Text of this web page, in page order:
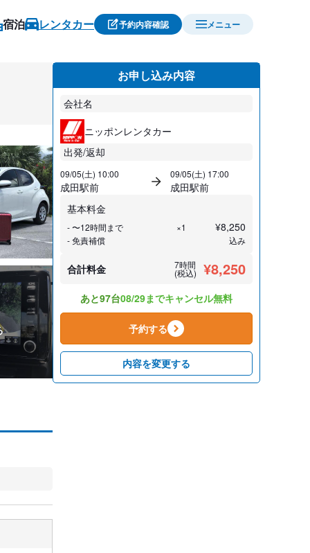
宿泊 レンタカー 予約内容確認 メニュー
お申し込み内容
会社名
ニッポンレンタカー
出発/返却
09/05(土) 10:00
成田駅前
09/05(土) 17:00
成田駅前
基本料金
- 〜12時間まで ×1 ¥8,250
- 免責補償 込み
合計料金 7時間
(税込) ¥8,250
あと97台08/29までキャンセル無料
予約する
内容を変更する